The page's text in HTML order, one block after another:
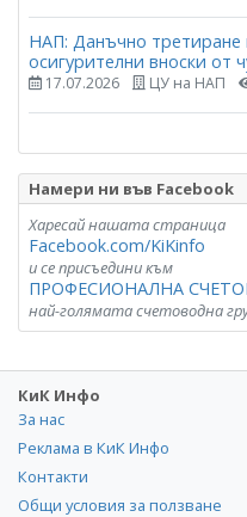
НАП: Данъчно
осигурителни вноски от
17.07.2026 ЦУ на НАП
Намери ни във Facebook
Харесай нашата страница
Facebook.com/KiKinfo
и се присъедини към
ПРОФЕСИОНАЛНА
най-голямата счетоводна
КиК Инфо
За нас
Реклама в КиК Инфо
Контакти
Общи условия за ползване